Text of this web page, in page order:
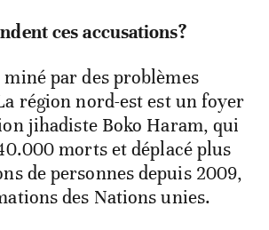
ces accusations?
par des problèmes
région nord-est est un foyer
jihadiste Boko Haram, qui
morts et déplacé plus
de personnes depuis 2009,
des Nations unies.